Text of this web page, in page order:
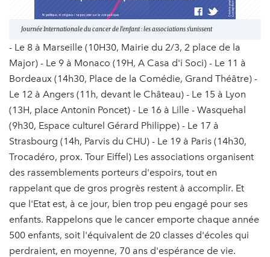
Journée Internationale du cancer de l'enfant : les associations s'unissent
- Le 8 à Marseille (10H30, Mairie du 2/3, 2 place de la
Major) - Le 9 à Monaco (19H, A Casa d'i Soci) - Le 11 à
Bordeaux (14h30, Place de la Comédie, Grand Théâtre) -
Le 12 à Angers (11h, devant le Château) - Le 15 à Lyon
(13H, place Antonin Poncet) - Le 16 à Lille - Wasquehal
(9h30, Espace culturel Gérard Philippe) - Le 17 à
Strasbourg (14h, Parvis du CHU) - Le 19 à Paris (14h30,
Trocadéro, prox. Tour Eiffel) Les associations organisent
des rassemblements porteurs d'espoirs, tout en
rappelant que de gros progrès restent à accomplir. Et
que l'Etat est, à ce jour, bien trop peu engagé pour ses
enfants. Rappelons que le cancer emporte chaque année
500 enfants, soit l'équivalent de 20 classes d'écoles qui
perdraient, en moyenne, 70 ans d'espérance de vie.